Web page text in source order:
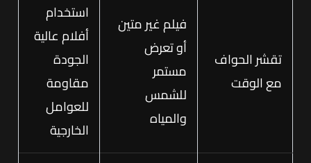
تقشر الحواف
مع الوقت
فيلم غير متين
أو تعرض
مستمر
للشمس
والمياه
استخدام
أفلام عالية
الجودة
مقاومة
للعوامل
الخارجية